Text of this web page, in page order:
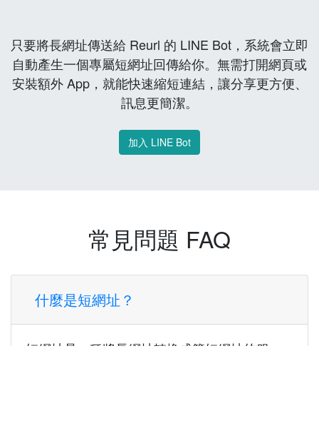
只要將長網址傳送給 Reurl 的 LINE Bot，系統會立即
自動產生一個專屬短網址回傳給你。無需打開網頁或
安裝額外 App，就能快速縮短連結，讓分享更方便、
訊息更簡潔。
加入 LINE Bot
常見問題 FAQ
什麼是短網址？
短網址是一種將長網址轉換成簡短網址的服